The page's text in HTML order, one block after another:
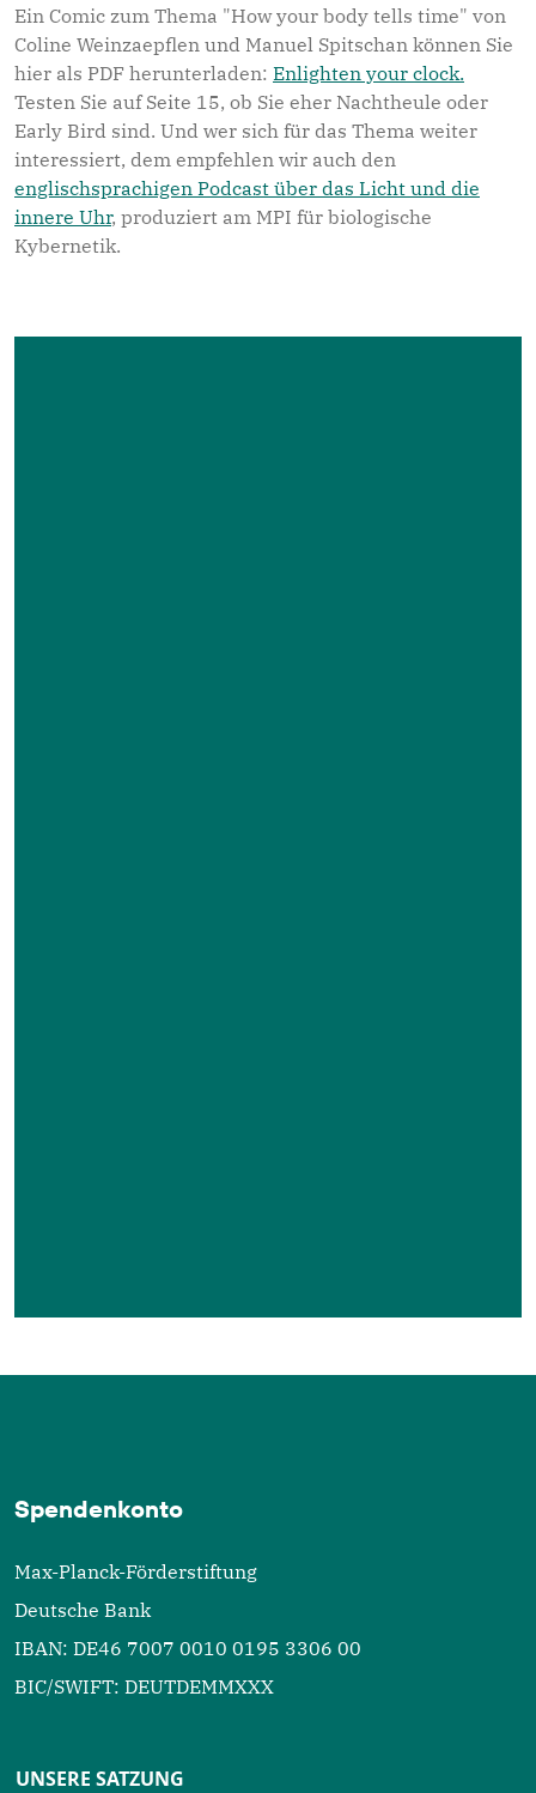
Ein Comic zum Thema "How your body tells time" von
Coline Weinzaepflen und Manuel Spitschan können Sie
hier als PDF herunterladen: Enlighten your clock.
Testen Sie auf Seite 15, ob Sie eher Nachtheule oder
Early Bird sind. Und wer sich für das Thema weiter
interessiert, dem empfehlen wir auch den
englischsprachigen Podcast über das Licht und die
innere Uhr, produziert am MPI für biologische
Kybernetik.
Weinzaepflen, herausgegeben von Manuel
Spendenkonto
Max-Planck-Förderstiftung
Deutsche Bank
IBAN: DE46 7007 0010 0195 3306 00
BIC/SWIFT: DEUTDEMMXXX
UNSERE SATZUNG